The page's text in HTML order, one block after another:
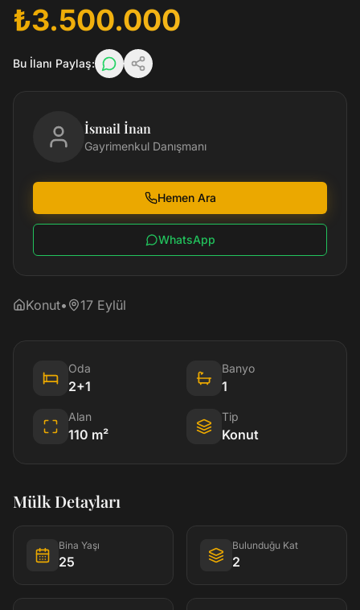
₺3.500.000
Bu İlanı Paylaş:
İsmail İnan
Gayrimenkul Danışmanı
Hemen Ara
WhatsApp
Konut• 17 Eylül
Oda
2+1
Banyo
1
Alan
110 m²
Tip
Konut
Mülk Detayları
Bina Yaşı
25
Bulunduğu Kat
2